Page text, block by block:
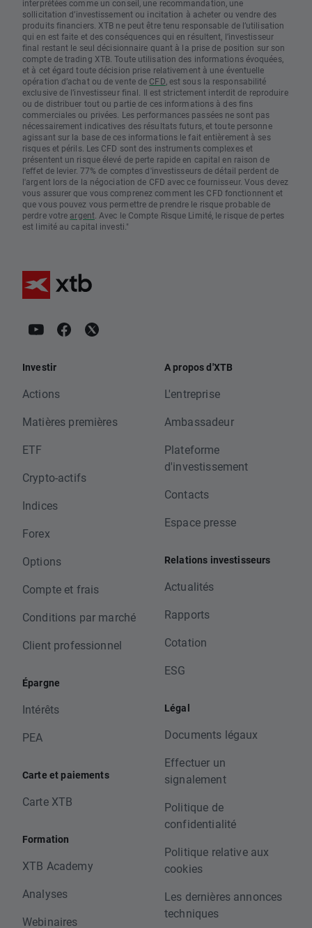
interprétées comme un conseil, une recommandation, une
sollicitation d’investissement ou incitation à acheter ou vendre des
produits financiers. XTB ne peut être tenu responsable de l’utilisation
qui en est faite et des conséquences qui en résultent, l’investisseur
final restant le seul décisionnaire quant à la prise de position sur son
compte de trading XTB. Toute utilisation des informations évoquées,
et à cet égard toute décision prise relativement à une éventuelle
opération d’achat ou de vente de CFD, est sous la responsabilité
exclusive de l’investisseur final. Il est strictement interdit de reproduire
ou de distribuer tout ou partie de ces informations à des fins
commerciales ou privées. Les performances passées ne sont pas
nécessairement indicatives des résultats futurs, et toute personne
agissant sur la base de ces informations le fait entièrement à ses
risques et périls. Les CFD sont des instruments complexes et
présentent un risque élevé de perte rapide en capital en raison de
l'effet de levier. 77% de comptes d'investisseurs de détail perdent de
l'argent lors de la négociation de CFD avec ce fournisseur. Vous devez
vous assurer que vous comprenez comment les CFD fonctionnent et
que vous pouvez vous permettre de prendre le risque probable de
perdre votre argent. Avec le Compte Risque Limité, le risque de pertes
est limité au capital investi."
Investir
Actions
Matières premières
ETF
Crypto-actifs
Indices
Forex
Options
Compte et frais
Conditions par marché
Client professionnel
Épargne
Intérêts
PEA
Carte et paiements
Carte XTB
Formation
XTB Academy
Analyses
Webinaires
A propos d'XTB
L'entreprise
Ambassadeur
Plateforme
d'investissement
Contacts
Espace presse
Relations investisseurs
Actualités
Rapports
Cotation
ESG
Légal
Documents légaux
Effectuer un
signalement
Politique de
confidentialité
Politique relative aux
cookies
Les dernières annonces
techniques